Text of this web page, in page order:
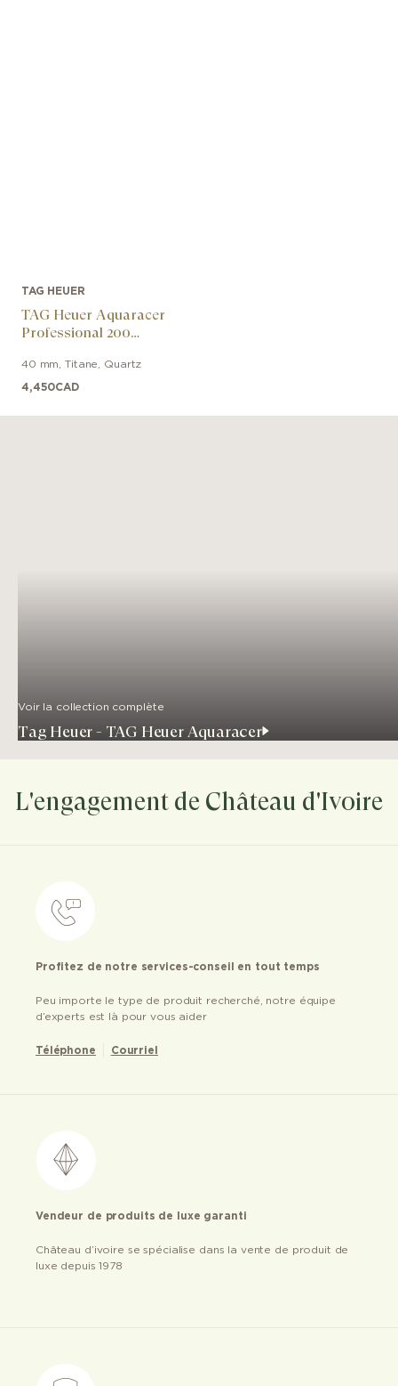
TAG HEUER
TAG Heuer Aquaracer
Professional 200
40 mm ,Titane Quartz
4,450CAD
Voir la collection complète
Tag Heuer - TAG Heuer Aquaracer
L'engagement de Château d'Ivoire
Profitez de notre services-conseil en tout temps
Peu importe le type de produit recherché, notre équipe
d’experts est là pour vous aider
Téléphone Courriel
Vendeur de produits de luxe garanti
Château d’ivoire se spécialise dans la vente de produit de
luxe depuis 1978